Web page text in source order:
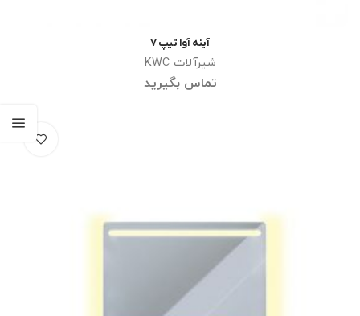
اطلاعات بیشتر
آینه آوا تیپ 7
شیرآلات KWC
تماس بگیرید